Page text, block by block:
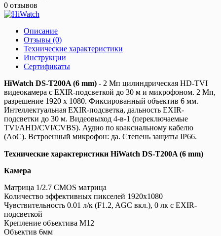
0 отзывов
Описание
Отзывы (0)
Технические характеристики
Инструкции
Сертификаты
HiWatch DS-T200A (6 mm) - 2 Мп цилиндрическая HD-TVI
видеокамера с EXIR-подсветкой до 30 м и микрофоном. 2 Mп,
разрешение 1920 x 1080. Фиксированный объектив 6 мм.
Интеллектуальная EXIR-подсветка, дальность EXIR-
подсветки до 30 м. Видеовыход 4-в-1 (переключаемые
TVI/AHD/CVI/CVBS). Аудио по коаксиальному кабелю
(AoC). Встроенный микрофон: да. Степень защиты IP66.
Технические характеристики HiWatch DS-T200A (6 mm)
Камера
Матрица 1/2.7 CMOS матрица
Количество эффективных пикселей 1920х1080
Чувствительность 0.01 л/к (F1.2, AGC вкл.), 0 лк с EXIR-
подсветкой
Крепление объектива М12
Объектив 6мм